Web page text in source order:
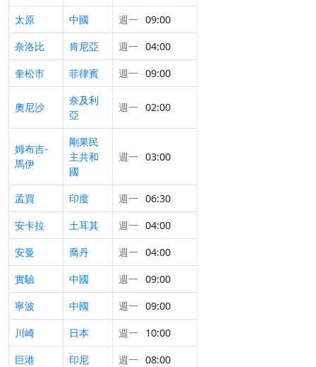
太原
中國 週一 09:00
奈洛比
肯尼亞 週一 04:00
奎松市
菲律賓 週一 09:00
奧尼沙
奈及利
亞
週一 02:00
姆布吉-
馬伊
剛果民
主共和
國
週一 03:00
孟買 印度 週一 06:30
安卡拉
土耳其 週一 04:00
安曼
喬丹 週一 04:00
實驗
中國 週一 09:00
寧波
中國 週一 09:00
川崎
日本 週一 10:00
巨港
印尼 週一 08:00